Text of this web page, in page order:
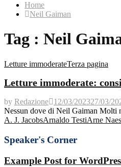
Home
Neil Gaiman
Tag : Neil
Letture immoderateTerza pagina
Letture immoderate:
by Redazione 12/03/202327/03/
Nessun dove di Neil Gaiman Molti
A. J. JacobsArnaldo TestiArne
Speaker's Corner
Example Post for